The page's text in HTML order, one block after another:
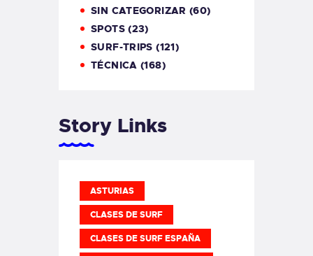
SIN CATEGORIZAR (60)
SPOTS(23)
SURF-TRIPS (121)
TÉCNICA (168)
Story Links
ASTURIAS
CLASES DE SURF
CLASES DE SURF ESPAÑA